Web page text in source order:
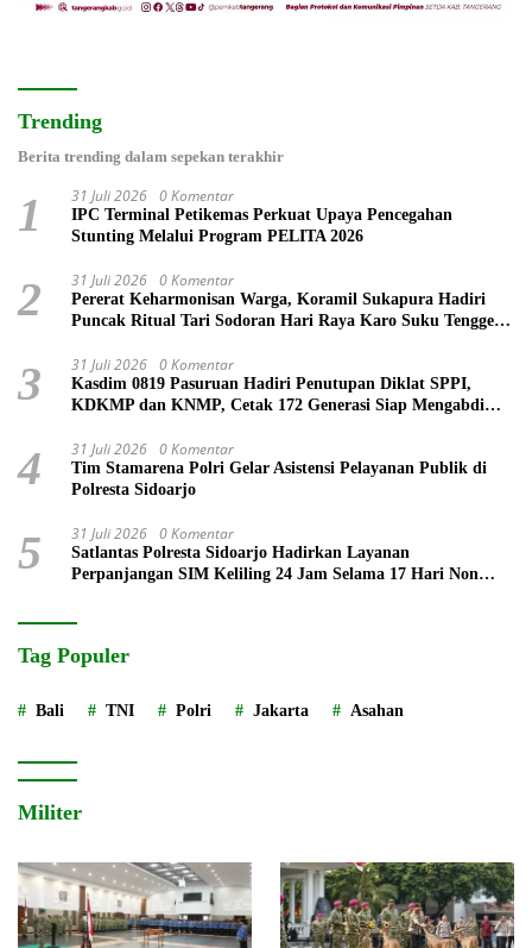
Trending
Berita trending dalam sepekan terakhir
1 31 Juli 2026 0 Komentar
IPC Terminal Petikemas Perkuat Upaya Pencegahan
Stunting Melalui Program PELITA 2026
2 31 Juli 2026 0 Komentar
Pererat Keharmonisan Warga, Koramil Sukapura Hadiri
Puncak Ritual Tari Sodoran Hari Raya Karo Suku Tengger
3 31 Juli 2026 0 Komentar
Kasdim 0819 Pasuruan Hadiri Penutupan Diklat SPPI,
KDKMP dan KNMP, Cetak 172 Generasi Siap Mengabdi
4 31 Juli 2026 0 Komentar
Tim Stamarena Polri Gelar Asistensi Pelayanan Publik di
Polresta Sidoarjo
5 31 Juli 2026 0 Komentar
Satlantas Polresta Sidoarjo Hadirkan Layanan
Perpanjangan SIM Keliling 24 Jam Selama 17 Hari Non
Tag Populer
Bali TNI Polri Jakarta Asahan
Militer